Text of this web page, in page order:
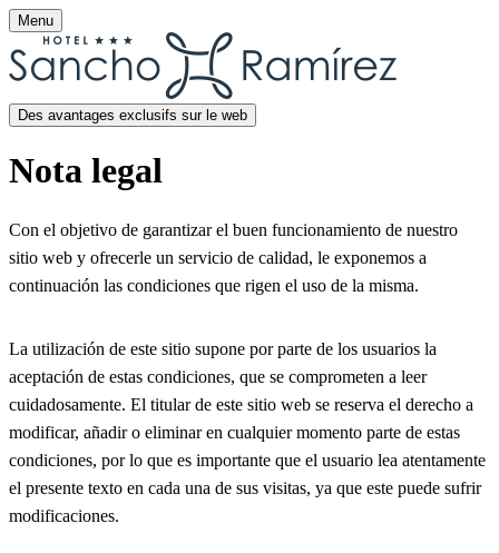
Menu
Des avantages exclusifs sur le web
Nota legal
Con el objetivo de garantizar el buen funcionamiento de nuestro
sitio web y ofrecerle un servicio de calidad, le exponemos a
continuación las condiciones que rigen el uso de la misma.
La utilización de este sitio supone por parte de los usuarios la
aceptación de estas condiciones, que se comprometen a leer
cuidadosamente. El titular de este sitio web se reserva el derecho a
modificar, añadir o eliminar en cualquier momento parte de estas
condiciones, por lo que es importante que el usuario lea atentamente
el presente texto en cada una de sus visitas, ya que este puede sufrir
modificaciones.